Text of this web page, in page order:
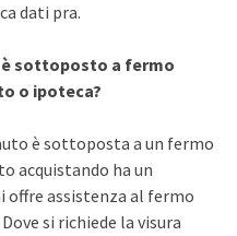
dati pra.
è sottoposto a fermo
o ipoteca?
è sottoposta a un fermo
acquistando ha un
offre assistenza al fermo
si richiede la visura